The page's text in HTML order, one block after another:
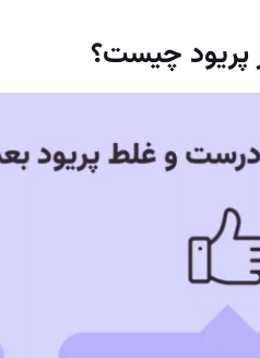
پریود چیست؟